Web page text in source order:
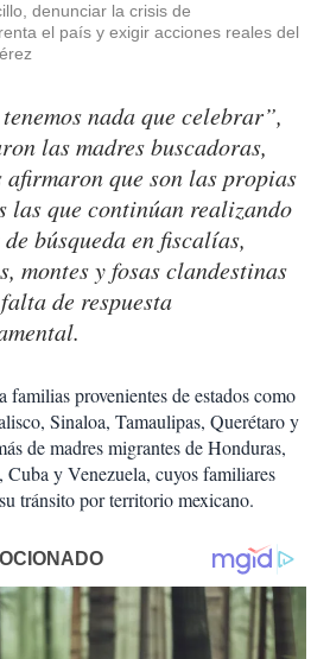
denunciar la crisis de
el país y exigir acciones reales del
nada que celebrar”,
las madres buscadoras,
afirmaron que son las propias
las que continúan realizando
búsqueda en fiscalías,
montes y fosas clandestinas
de respuesta
provenientes de estados como
Sinaloa, Tamaulipas, Querétaro y
de madres migrantes de Honduras,
Cuba y Venezuela, cuyos familiares
tránsito por territorio mexicano.